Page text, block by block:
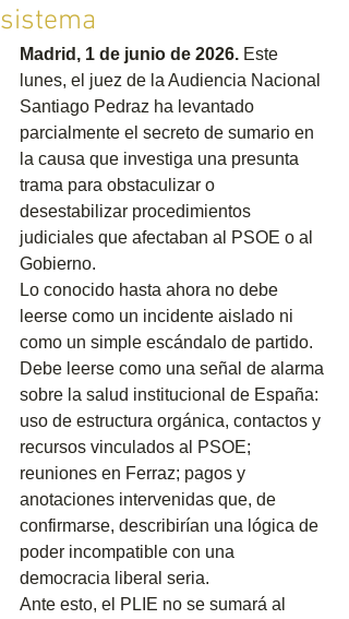
sistema
Madrid, 1 de junio de 2026. Este
lunes, el juez de la Audiencia Nacional
Santiago Pedraz ha levantado
parcialmente el secreto de sumario en
la causa que investiga una presunta
trama para obstaculizar o
desestabilizar procedimientos
judiciales que afectaban al PSOE o al
Gobierno.
Lo conocido hasta ahora no debe
leerse como un incidente aislado ni
como un simple escándalo de partido.
Debe leerse como una señal de alarma
sobre la salud institucional de España:
uso de estructura orgánica, contactos y
recursos vinculados al PSOE;
reuniones en Ferraz; pagos y
anotaciones intervenidas que, de
confirmarse, describirían una lógica de
poder incompatible con una
democracia liberal seria.
Ante esto, el PLIE no se sumará al